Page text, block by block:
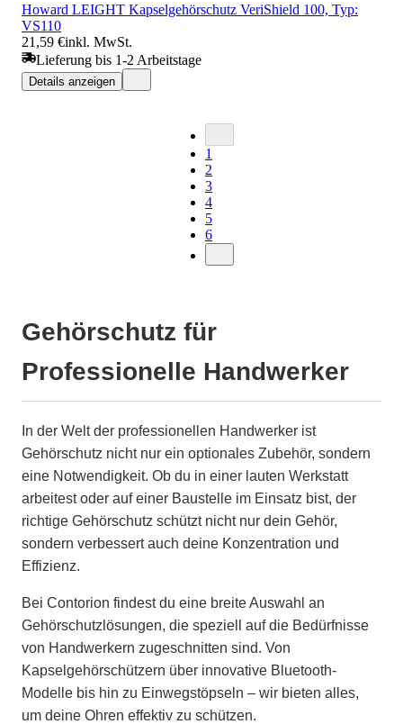
Howard LEIGHT Kapselgehörschutz VeriShield 100, Typ:
VS110
21,59 €inkl. MwSt.
Lieferung bis 1-2 Arbeitstage
Details anzeigen
1
2
3
4
5
6
Gehörschutz für
Professionelle Handwerker
In der Welt der professionellen Handwerker ist
Gehörschutz nicht nur ein optionales Zubehör, sondern
eine Notwendigkeit. Ob du in einer lauten Werkstatt
arbeitest oder auf einer Baustelle im Einsatz bist, der
richtige Gehörschutz schützt nicht nur dein Gehör,
sondern verbessert auch deine Konzentration und
Effizienz.
Bei Contorion findest du eine breite Auswahl an
Gehörschutzlösungen, die speziell auf die Bedürfnisse
von Handwerkern zugeschnitten sind. Von
Kapselgehörschützern über innovative Bluetooth-
Modelle bis hin zu Einwegstöpseln – wir bieten alles,
um deine Ohren effektiv zu schützen.